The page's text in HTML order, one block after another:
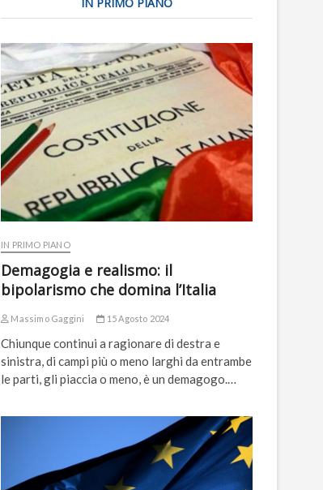
IN PRIMO PIANO
Demagogia e realismo: il
bipolarismo che domina l’Italia
Massimo Gaggini 15 Agosto 2024
Chiunque continui a ragionare di destra e
sinistra, di campi più o meno larghi da entrambe
le parti, gli piaccia o meno, è un demagogo.…